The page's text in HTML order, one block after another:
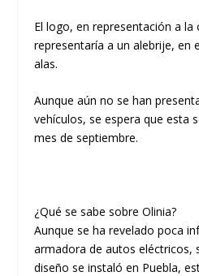
El logo, en representación a la
representaría a un alebrije, en
alas.
Aunque aún no se han
vehículos, se espera que esta
mes de septiembre.
¿Qué se sabe sobre Olinia?
Aunque se ha revelado poca
armadora de autos eléctricos,
diseño se instaló en Puebla,